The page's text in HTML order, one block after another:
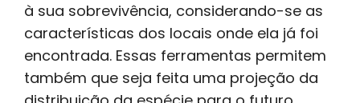
à sua sobrevivência, considerando-se as
características dos locais onde ela já foi
encontrada. Essas ferramentas permitem
também que seja feita uma projeção da